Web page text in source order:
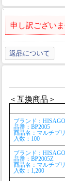
申し訳ござい
返品について
＜互換商品＞
ブランド：HISAGO
品番：BP2005
商品名：マルチプ
入数：100
ブランド：HISAGO
品番：BP2005Z
商品名：マルチプ
入数：1,200